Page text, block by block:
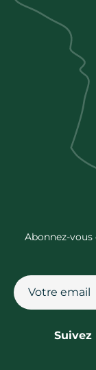
Abonnez-
Suivez